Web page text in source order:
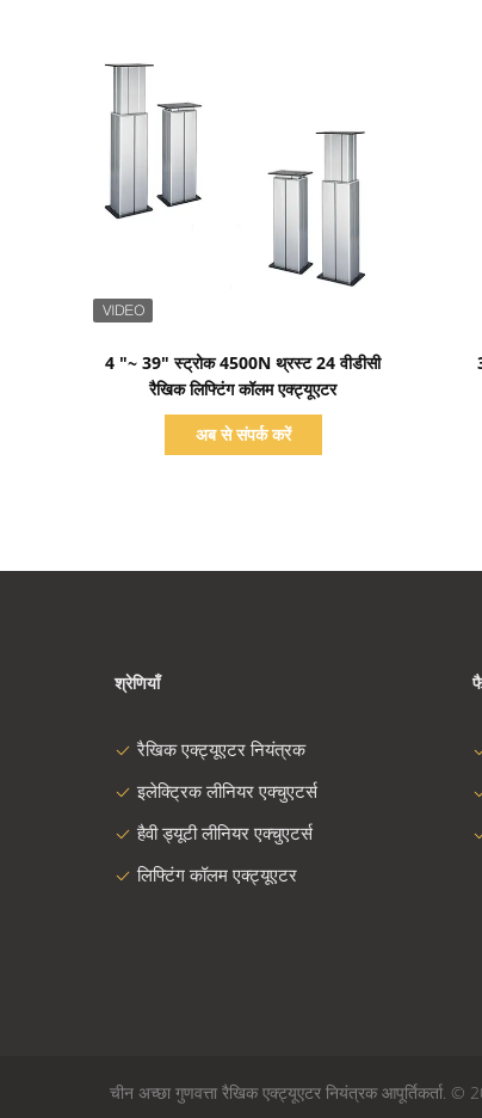
प्रदर्शन का विवरण
4 "~ 39" स्ट्रोक 4500N थ्रस्ट 24 वीडीसी
रैखिक लिफ्टिंग कॉलम एक्ट्यूएटर
अब से संपर्क करें
श्रेणियाँ
रैखिक एक्ट्यूएटर नियंत्रक
इलेक्ट्रिक लीनियर एक्चुएटर्स
हैवी ड्यूटी लीनियर एक्चुएटर्स
लिफ्टिंग कॉलम एक्ट्यूएटर
चीन अच्छा गुणवत्ता रैखिक एक्ट्यूएटर नियंत्रक आपूर्तिकर्ता.